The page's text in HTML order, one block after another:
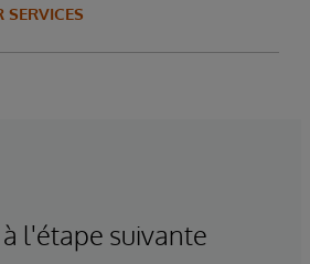
SERVICES
à l'étape suivante